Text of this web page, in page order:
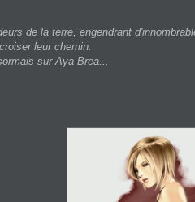
de la terre, engendrant
leur chemin.
sur Aya Brea...